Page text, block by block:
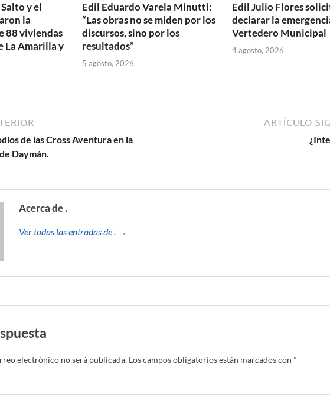
y el
la
88 viviendas
La Amarilla y
Edil Eduardo Varela Minutti:
“Las obras no se miden por los
discursos, sino por los
resultados”
5 agosto, 2026
Edil Julio Flores
declarar la
Vertedero Municipal
4 agosto, 2026
de las Cross Aventura en la
Daymán.
ARTÍCULO
Acerca de .
Ver todas las entradas de . →
electrónico no será publicada. Los campos obligatorios están marcados con *